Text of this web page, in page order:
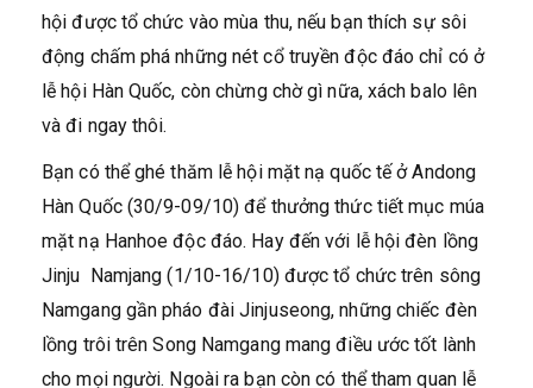
hội được tổ chức vào mùa thu, nếu bạn thích sự sôi
động chấm phá những nét cổ truyền độc đáo chỉ có ở
lễ hội Hàn Quốc, còn chừng chờ gì nữa, xách balo lên
và đi ngay thôi.
Bạn có thể ghé thăm lễ hội mặt nạ quốc tế ở Andong
Hàn Quốc (30/9-09/10) để thưởng thức tiết mục múa
mặt nạ Hanhoe độc đáo. Hay đến với lễ hội đèn lồng
Jinju Namjang (1/10-16/10) được tổ chức trên sông
Namgang gần pháo đài Jinjuseong, những chiếc đèn
lồng trôi trên Song Namgang mang điều ước tốt lành
cho mọi người. Ngoài ra bạn còn có thể tham quan lễ